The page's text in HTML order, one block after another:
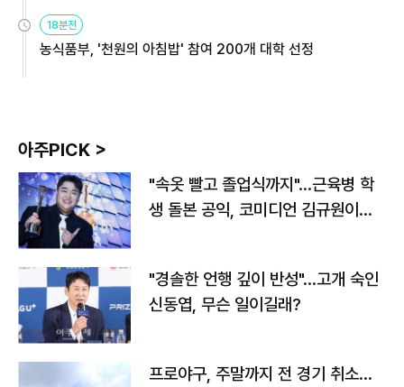
원
18분전
농식품부, '천원의 아침밥' 참여 200개 대학 선정
아주PICK >
"속옷 빨고 졸업식까지"…근육병 학
생 돌본 공익, 코미디언 김규원이었
"경솔한 언행 깊이 반성"…고개 숙인
신동엽, 무슨 일이길래?
프로야구, 주말까지 전 경기 취소…